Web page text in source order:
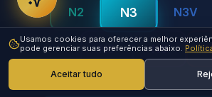
Usamos cookies para oferecer a melhor
pode gerenciar suas preferências abaixo.
Aceitar tudo
N2 N3 N3V
N5 N6